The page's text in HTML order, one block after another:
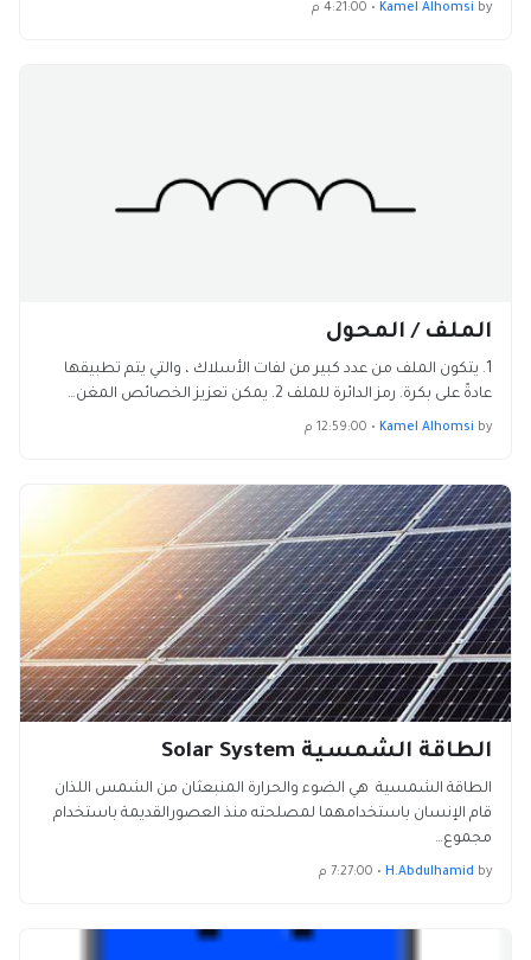
by
Kamel Alhomsi
• 4:21:00 م
الملف / المحول
1. يتكون الملف من عدد كبير من لفات الأسلاك ، والتي يتم تطبيقها
عادةً على بكرة. رمز الدائرة للملف 2. يمكن تعزيز الخصائص المغن…
by
Kamel Alhomsi
• 12:59:00 م
الطاقة الشمسية Solar System
الطاقة الشمسية هي الضوء والحرارة المنبعثان من الشمس اللذان
قام الإنسان باستخدامهما لمصلحته منذ العصورالقديمة باستخدام
مجموع…
by
H.Abdulhamid
• 7:27:00 م